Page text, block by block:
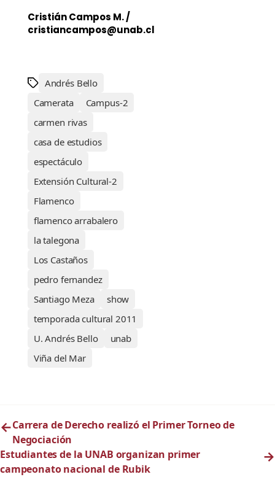
Cristián Campos M. /
cristiancampos@unab.cl
Andrés Bello
Camerata
Campus-2
carmen rivas
casa de estudios
espectáculo
Extensión Cultural-2
Flamenco
flamenco arrabalero
la talegona
Los Castaños
pedro fernandez
Santiago Meza
show
temporada cultural 2011
U. Andrés Bello
unab
Viña del Mar
←Carrera de Derecho realizó el Primer Torneo de
Negociación
Estudiantes de la UNAB organizan primer
campeonato nacional de Rubik
→